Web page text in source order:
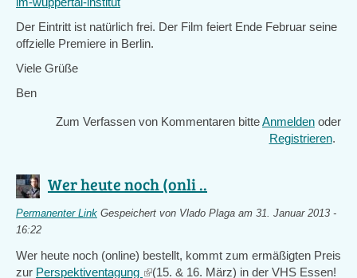
Der Eintritt ist natürlich frei. Der Film feiert Ende Februar seine
offzielle Premiere in Berlin.
Viele Grüße
Ben
Zum Verfassen von Kommentaren bitteAnmelden oder
Registrieren.
Wer heute noch (onli ..
Permanenter Link Gespeichert von Vlado Plaga am 31. Januar 2013 -
16:22
Wer heute noch (online) bestellt, kommt zum ermäßigten Preis
zur Perspektiventagung (link(15. & 16. März) in der VHS Essen!